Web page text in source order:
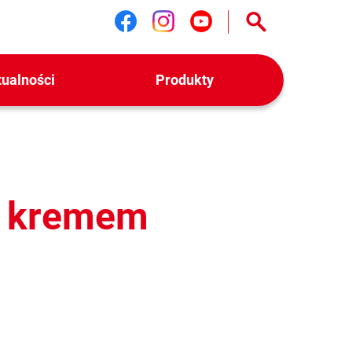
Śledź nas na facebook
Śledź nas na
Śledź nas na
Produkty